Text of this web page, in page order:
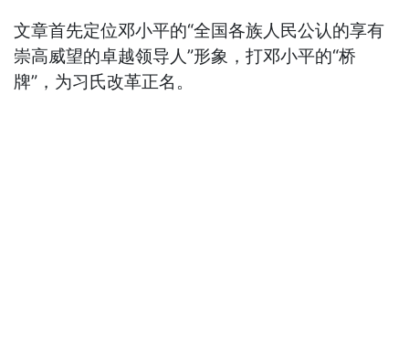
文章首先定位邓小平的“全国各族人民公认的享有
崇高威望的卓越领导人”形象，打邓小平的“桥
牌”，为习氏改革正名。